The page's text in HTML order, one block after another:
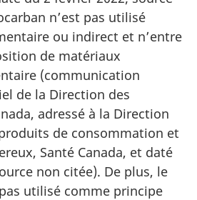
n’est pas utilisé
ou indirect et n’entre
de matériaux
(communication
de la Direction des
adressé à la Direction
de consommation et
Santé Canada, et daté
non citée). De plus, le
utilisé comme principe